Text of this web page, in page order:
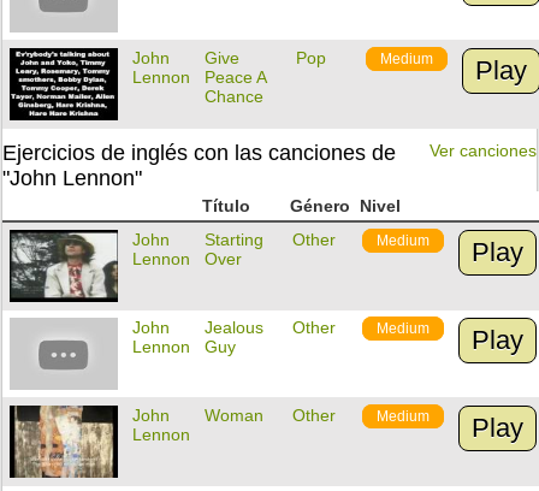
John
Lennon
Give
Peace A
Chance
Pop Medium Play
Ver canciones
Ejercicios de inglés con las canciones de
"John Lennon"
Título Género
Nivel
John
Lennon
Starting
Over
Other Medium Play
John
Lennon
Jealous
Guy
Other Medium Play
John
Lennon
Woman Other Medium Play